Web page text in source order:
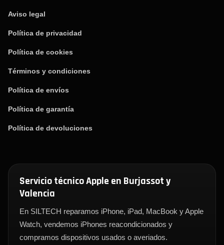
Aviso legal
Política de privacidad
Política de cookies
Términos y condiciones
Política de envíos
Política de garantía
Política de devoluciones
Servicio técnico Apple en Burjassot y
Valencia
En SILTECH reparamos iPhone, iPad, MacBook y Apple
Watch, vendemos iPhones reacondicionados y
compramos dispositivos usados o averiados.